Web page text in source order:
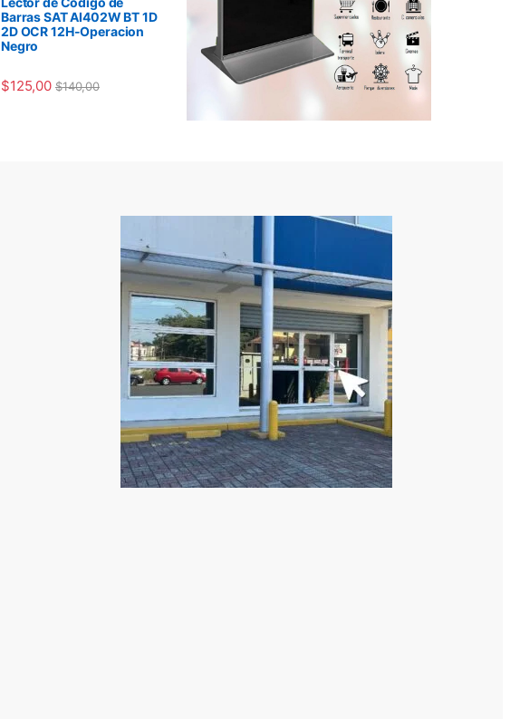
Barras SAT AI402W BT 1D
2D OCR 12H-Operacion
Negro
$125,00 $140,00